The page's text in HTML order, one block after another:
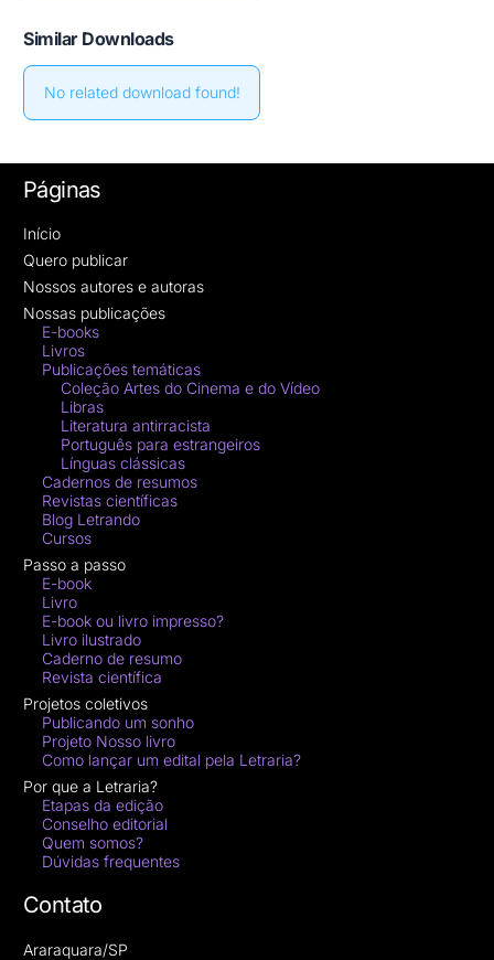
Similar Downloads
No related download found!
Páginas
Início
Quero publicar
Nossos autores e autoras
Nossas publicações
E-books
Livros
Publicações temáticas
Coleção Artes do Cinema e do Vídeo
Libras
Literatura antirracista
Português para estrangeiros
Línguas clássicas
Cadernos de resumos
Revistas científicas
Blog Letrando
Cursos
Passo a passo
E-book
Livro
E-book ou livro impresso?
Livro ilustrado
Caderno de resumo
Revista científica
Projetos coletivos
Publicando um sonho
Projeto Nosso livro
Como lançar um edital pela Letraria?
Por que a Letraria?
Etapas da edição
Conselho editorial
Quem somos?
Dúvidas frequentes
Contato
Araraquara/SP